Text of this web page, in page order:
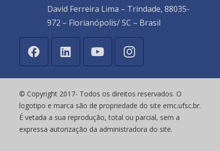
David Ferreira Lima – Trindade, 88035-
972 – Florianópolis/ SC – Brasil
© Copyright 2017- Todos os direitos reservados. O
logotipo e marca são de propriedade do site emc.ufsc.br.
É vetada a sua reprodução, total ou parcial, sem a
expressa autorização da administradora do site.